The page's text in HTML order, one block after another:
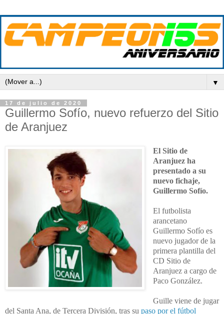
▼
17 de julio de 2020
Guillermo Sofío, nuevo refuerzo del Sitio
de Aranjuez
El Sitio de
Aranjuez ha
presentado a su
nuevo fichaje,
Guillermo Sofío.
El futbolista
arancetano
Guillermo Sofío es
nuevo jugador de la
primera plantilla del
CD Sitio de
Aranjuez a cargo de
Paco González.
Guille viene de jugar
del Santa Ana, de Tercera División, tras su paso por el fútbol